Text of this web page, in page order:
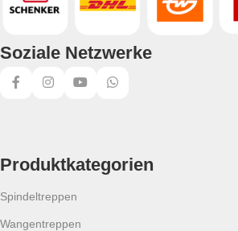
Soziale Netzwerke
Produktkategorien
Spindeltreppen
Wangentreppen